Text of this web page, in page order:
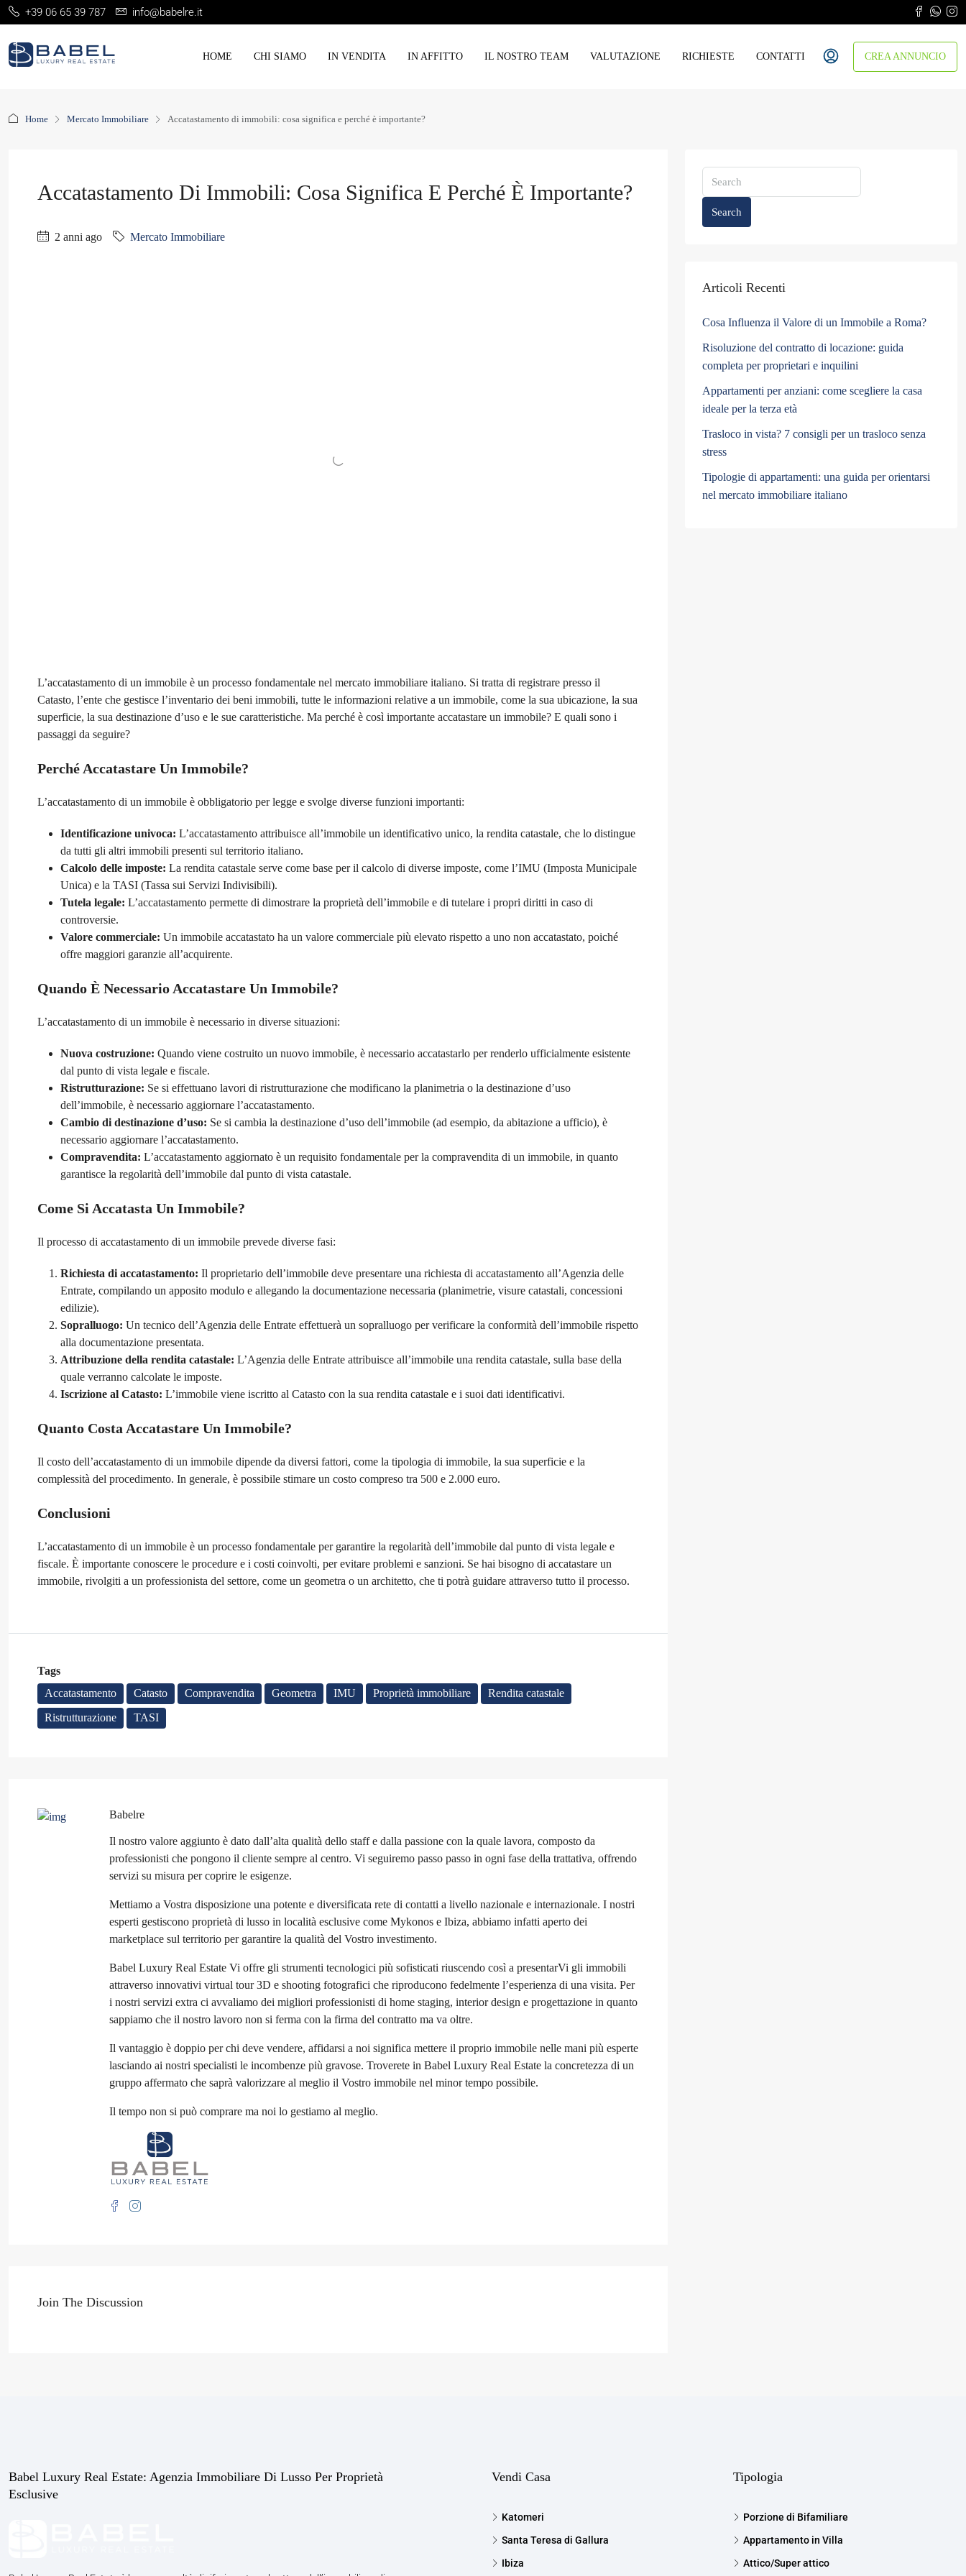
+39 06 65 39 787 info@babelre.it
HOME CHI SIAMO IN VENDITA IN AFFITTO IL NOSTRO TEAM VALUTAZIONE RICHIESTE CONTATTI CREA ANNUNCIO
Home Mercato Immobiliare Accatastamento di immobili: cosa significa e perché è importante?
Accatastamento Di Immobili: Cosa Significa E Perché È Importante?
2 anni ago Mercato Immobiliare
L’accatastamento di un immobile è un processo fondamentale nel mercato immobiliare italiano. Si tratta di registrare presso il
Catasto, l’ente che gestisce l’inventario dei beni immobili, tutte le informazioni relative a un immobile, come la sua ubicazione, la sua
superficie, la sua destinazione d’uso e le sue caratteristiche. Ma perché è così importante accatastare un immobile? E quali sono i
passaggi da seguire?
Perché Accatastare Un Immobile?
L’accatastamento di un immobile è obbligatorio per legge e svolge diverse funzioni importanti:
Identificazione univoca: L’accatastamento attribuisce all’immobile un identificativo unico, la rendita catastale, che lo distingue
da tutti gli altri immobili presenti sul territorio italiano.
Calcolo delle imposte: La rendita catastale serve come base per il calcolo di diverse imposte, come l’IMU (Imposta Municipale
Unica) e la TASI (Tassa sui Servizi Indivisibili).
Tutela legale: L’accatastamento permette di dimostrare la proprietà dell’immobile e di tutelare i propri diritti in caso di
controversie.
Valore commerciale: Un immobile accatastato ha un valore commerciale più elevato rispetto a uno non accatastato, poiché
offre maggiori garanzie all’acquirente.
Quando È Necessario Accatastare Un Immobile?
L’accatastamento di un immobile è necessario in diverse situazioni:
Nuova costruzione: Quando viene costruito un nuovo immobile, è necessario accatastarlo per renderlo ufficialmente esistente
dal punto di vista legale e fiscale.
Ristrutturazione: Se si effettuano lavori di ristrutturazione che modificano la planimetria o la destinazione d’uso
dell’immobile, è necessario aggiornare l’accatastamento.
Cambio di destinazione d’uso: Se si cambia la destinazione d’uso dell’immobile (ad esempio, da abitazione a ufficio), è
necessario aggiornare l’accatastamento.
Compravendita: L’accatastamento aggiornato è un requisito fondamentale per la compravendita di un immobile, in quanto
garantisce la regolarità dell’immobile dal punto di vista catastale.
Come Si Accatasta Un Immobile?
Il processo di accatastamento di un immobile prevede diverse fasi:
Richiesta di accatastamento: Il proprietario dell’immobile deve presentare una richiesta di accatastamento all’Agenzia delle
Entrate, compilando un apposito modulo e allegando la documentazione necessaria (planimetrie, visure catastali, concessioni
edilizie).
Sopralluogo: Un tecnico dell’Agenzia delle Entrate effettuerà un sopralluogo per verificare la conformità dell’immobile rispetto
alla documentazione presentata.
Attribuzione della rendita catastale: L’Agenzia delle Entrate attribuisce all’immobile una rendita catastale, sulla base della
quale verranno calcolate le imposte.
Iscrizione al Catasto: L’immobile viene iscritto al Catasto con la sua rendita catastale e i suoi dati identificativi.
Quanto Costa Accatastare Un Immobile?
Il costo dell’accatastamento di un immobile dipende da diversi fattori, come la tipologia di immobile, la sua superficie e la
complessità del procedimento. In generale, è possibile stimare un costo compreso tra 500 e 2.000 euro.
Conclusioni
L’accatastamento di un immobile è un processo fondamentale per garantire la regolarità dell’immobile dal punto di vista legale e
fiscale. È importante conoscere le procedure e i costi coinvolti, per evitare problemi e sanzioni. Se hai bisogno di accatastare un
immobile, rivolgiti a un professionista del settore, come un geometra o un architetto, che ti potrà guidare attraverso tutto il processo.
Tags
Accatastamento
Catasto Compravendita Geometra IMU Proprietà immobiliare
Rendita catastale
Ristrutturazione
TASI
Babelre
Il nostro valore aggiunto è dato dall’alta qualità dello staff e dalla passione con la quale lavora, composto da
professionisti che pongono il cliente sempre al centro. Vi seguiremo passo passo in ogni fase della trattativa, offrendo
servizi su misura per coprire le esigenze.
Mettiamo a Vostra disposizione una potente e diversificata rete di contatti a livello nazionale e internazionale. I nostri
esperti gestiscono proprietà di lusso in località esclusive come Mykonos e Ibiza, abbiamo infatti aperto dei
marketplace sul territorio per garantire la qualità del Vostro investimento.
Babel Luxury Real Estate Vi offre gli strumenti tecnologici più sofisticati riuscendo così a presentarVi gli immobili
attraverso innovativi virtual tour 3D e shooting fotografici che riproducono fedelmente l’esperienza di una visita. Per
i nostri servizi extra ci avvaliamo dei migliori professionisti di home staging, interior design e progettazione in quanto
sappiamo che il nostro lavoro non si ferma con la firma del contratto ma va oltre.
Il vantaggio è doppio per chi deve vendere, affidarsi a noi significa mettere il proprio immobile nelle mani più esperte
lasciando ai nostri specialisti le incombenze più gravose. Troverete in Babel Luxury Real Estate la concretezza di un
gruppo affermato che saprà valorizzare al meglio il Vostro immobile nel minor tempo possibile.
Il tempo non si può comprare ma noi lo gestiamo al meglio.
Join The Discussion
Search
Articoli Recenti
Cosa Influenza il Valore di un Immobile a Roma?
Risoluzione del contratto di locazione: guida
completa per proprietari e inquilini
Appartamenti per anziani: come scegliere la casa
ideale per la terza età
Trasloco in vista? 7 consigli per un trasloco senza
stress
Tipologie di appartamenti: una guida per orientarsi
nel mercato immobiliare italiano
Babel Luxury Real Estate: Agenzia Immobiliare Di Lusso Per Proprietà
Esclusive
Vendi Casa
Katomeri
Santa Teresa di Gallura
Ibiza
Tipologia
Porzione di Bifamiliare
Appartamento in Villa
Attico/Super attico